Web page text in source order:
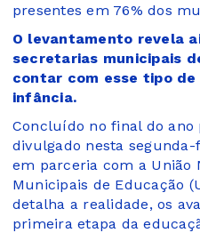
presentes em 76% dos
O levantamento revela
secretarias municipais
contar com esse tipo
infância.
Concluído no final do ano
divulgado nesta
em parceria com a União
Municipais de Educação
detalha a realidade, os
primeira etapa da